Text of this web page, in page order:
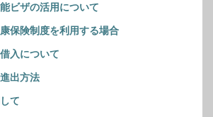
ビザの活用について
保険制度を利用する場合
入について
出方法
て